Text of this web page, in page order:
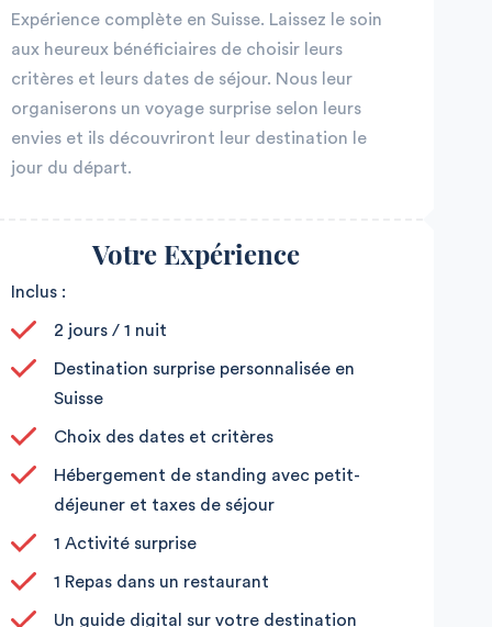
Expérience complète en Suisse. Laissez le soin
aux heureux bénéficiaires de choisir leurs
critères et leurs dates de séjour. Nous leur
organiserons un voyage surprise selon leurs
envies et ils découvriront leur destination le
jour du départ.
Votre Expérience
Inclus :
2 jours / 1 nuit
Destination surprise personnalisée en
Suisse
Choix des dates et critères
Hébergement de standing avec petit-
déjeuner et taxes de séjour
1 Activité surprise
1 Repas dans un restaurant
Un guide digital sur votre destination